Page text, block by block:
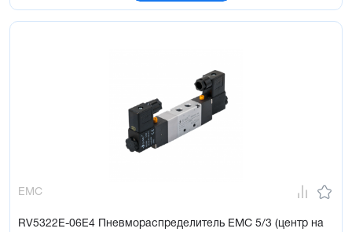
EMC
RV5322E-06E4 Пневмораспределитель EMC 5/3 (центр на